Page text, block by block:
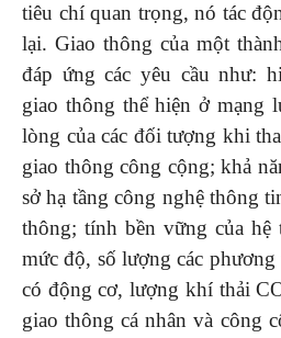
tiêu chí quan trọng, nó tác
lại. Giao thông của một
đáp ứng các yêu cầu như:
giao thông thể hiện ở mạng
lòng của các đối tượng khi
giao thông công cộng; khả
sở hạ tầng công nghệ thông
thông; tính bền vững của
mức độ, số lượng các
có động cơ, lượng khí thải
giao thông cá nhân và công